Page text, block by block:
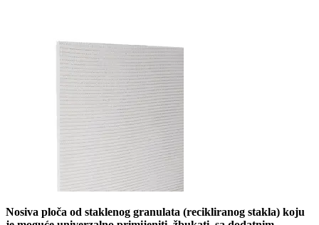
Nosiva ploča od staklenog granulata (recikliranog stakla) koju